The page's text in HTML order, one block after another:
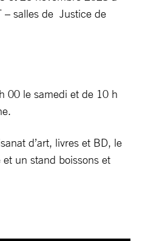
– salles de Justice de
00 le samedi et de 10 h
d’art, livres et BD, le
un stand boissons et